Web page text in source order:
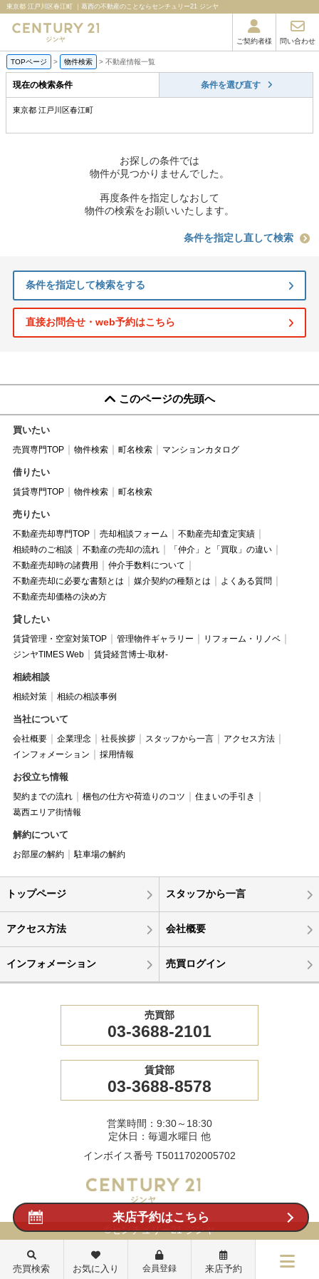
東京都 江戸川区春江町 ｜葛西の不動産のことならセンチュリー21 ジンヤ
ご契約者様 問い合わせ
TOPページ > 物件検索 > 不動産情報一覧
現在の検索条件 条件を選び直す
東京都 江戸川区春江町
お探しの条件では
物件が見つかりませんでした。
再度条件を指定しなおして
物件の検索をお願いいたします。
条件を指定し直して検索
条件を指定して検索をする
直接お問合せ・web予約はこちら
このページの先頭へ
買いたい
売買専門TOP 物件検索 町名検索 マンションカタログ
借りたい
賃貸専門TOP 物件検索 町名検索
売りたい
不動産売却専門TOP 売却相談フォーム
不動産売却査定実績
相続時のご相談
不動産の売却の流れ
「仲介」と「買取」の違い
不動産売却時の諸費用
仲介手数料について
不動産売却に必要な書類とは
媒介契約の種類とは
よくある質問
不動産売却価格の決め方
貸したい
賃貸管理・空室対策TOP 管理物件ギャラリー
リフォーム・リノベ
ジンヤTIMES Web
賃貸経営博士-取材-
相続相談
相続対策 相続の相談事例
当社について
会社概要 企業理念 社長挨拶 スタッフから一言
アクセス方法
インフォメーション
採用情報
お役立ち情報
契約までの流れ 梱包の仕方や荷造りのコツ
住まいの手引き
葛西エリア街情報
解約について
お部屋の解約 駐車場の解約
トップページ スタッフから一言
アクセス方法 会社概要
インフォメーション 売買ログイン
売買部
03-3688-2101
賃貸部
03-3688-8578
営業時間：9:30～18:30
定休日：毎週水曜日 他
インボイス番号 T5011702005702
©センチュリー21 ジンヤ
来店予約はこちら
売買検索 お気に入り 会員登録 来店予約